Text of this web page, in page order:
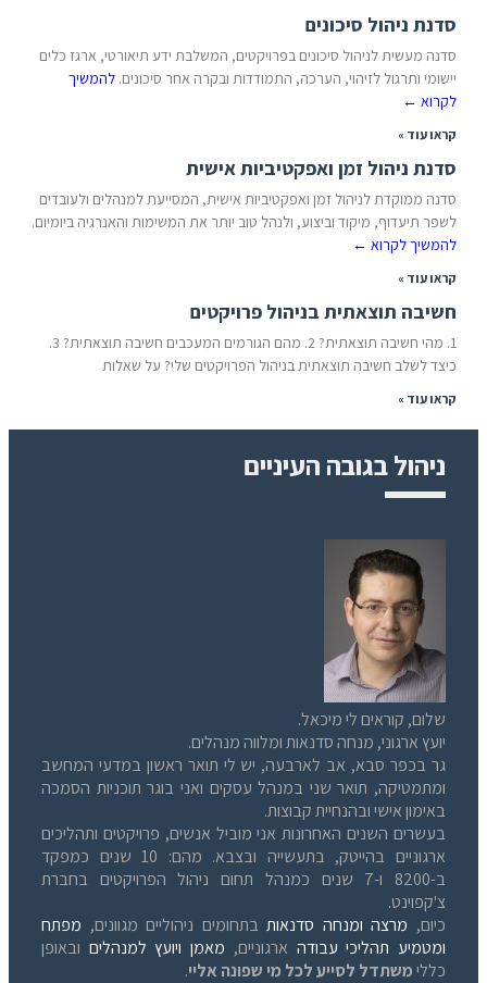
סדנת ניהול סיכונים
סדנה מעשית לניהול סיכונים בפרויקטים, המשלבת ידע תיאורטי, ארגז כלים
יישומי ותרגול לזיהוי, הערכה, התמודדות ובקרה אחר סיכונים. להמשיך
לקרוא ←
קראו עוד »
סדנת ניהול זמן ואפקטיביות אישית
סדנה ממוקדת לניהול זמן ואפקטיביות אישית, המסייעת למנהלים ולעובדים
לשפר תיעדוף, מיקוד וביצוע, ולנהל טוב יותר את המשימות והאנרגיה ביומיום.
להמשיך לקרוא ←
קראו עוד »
חשיבה תוצאתית בניהול פרויקטים
1. מהי חשיבה תוצאתית? 2. מהם הגורמים המעכבים חשיבה תוצאתית? 3.
כיצד לשלב חשיבה תוצאתית בניהול הפרויקטים שלי? על שאלות
קראו עוד »
ניהול בגובה העיניים
שלום, קוראים לי מיכאל.
יועץ ארגוני, מנחה סדנאות ומלווה מנהלים.
גר בכפר סבא, אב לארבעה, יש לי תואר ראשון במדעי המחשב
ומתמטיקה, תואר שני במנהל עסקים ואני בוגר תוכניות הסמכה
באימון אישי ובהנחיית קבוצות.
בעשרים השנים האחרונות אני מוביל אנשים, פרויקטים ותהליכים
ארגוניים בהייטק, בתעשייה ובצבא. מהם: 10 שנים כמפקד
ב-8200 ו-7 שנים כמנהל תחום ניהול הפרויקטים בחברת
צ'קפוינט.
כיום, מרצה ומנחה סדנאותבתחומים ניהוליים מגוונים, מפתח
ומטמיע תהליכי עבודה ארגוניים, מאמן ויועץ למנהלים ובאופן
כללימשתדל לסייע לכל מי שפונה אליי.